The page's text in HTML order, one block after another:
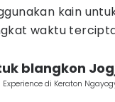
kain
waktu
blangkon
di Keraton